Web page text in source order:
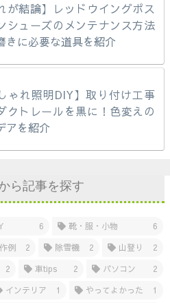
が結論】レッドウイングポス
シューズのメンテナンス方法
きに必要な道具を紹介
ゃれ照明DIY】取り付け工事
クトレールを黒に！色変えの
アを紹介
ら記事を探す
6 靴・服・小物
6
例 2 除雪機 2 山登り
2
2 車tips 2 パソコン
2
インテリア 1 やってよかった 1